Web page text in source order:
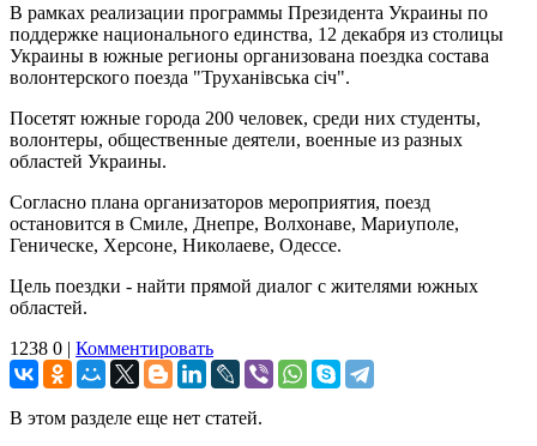
В рамках реализации программы Президента Украины по
поддержке национального единства, 12 декабря из столицы
Украины в южные регионы организована поездка состава
волонтерского поезда "Труханівська січ".
Посетят южные города 200 человек, среди них студенты,
волонтеры, общественные деятели, военные из разных
областей Украины.
Согласно плана организаторов мероприятия, поезд
остановится в Смиле, Днепре, Волхонаве, Мариуполе,
Геническе, Херсоне, Николаеве, Одессе.
Цель поездки - найти прямой диалог с жителями южных
областей.
1238 0 | Комментировать
В этом разделе еще нет статей.